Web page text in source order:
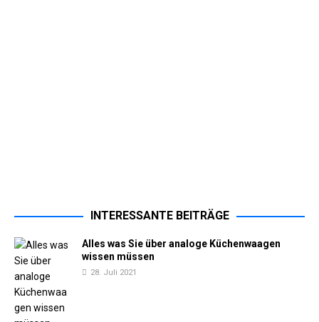
INTERESSANTE BEITRÄGE
Alles was Sie über analoge Küchenwaagen
wissen müssen
28. Juli 2021